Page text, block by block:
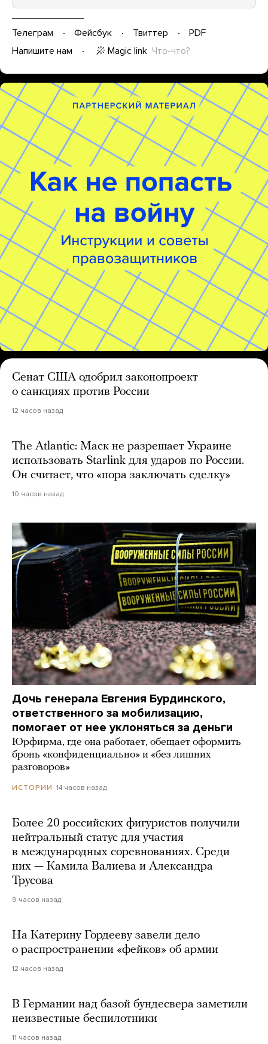
Телеграм Фейсбук Твиттер
PDF
Напишите нам
Magic link Что-что?
Сенат США одобрил законопроект
о санкциях против России
12 часов назад
The Atlantic: Маск не разрешает Украине
использовать Starlink для ударов по России.
Он считает, что «пора заключать сделку»
10 часов назад
Дочь генерала Евгения Бурдинского,
ответственного за мобилизацию,
помогает от нее уклоняться за деньги
Юрфирма, где она работает, обещает оформить
бронь «конфиденциально» и «без лишних
разговоров»
ИСТОРИИ 14 часов назад
Более 20 российских фигуристов получили
нейтральный статус для участия
в международных соревнованиях. Среди
них — Камила Валиева и Александра
Трусова
9 часов назад
На Катерину Гордееву завели дело
о распространении «фейков» об армии
12 часов назад
В Германии над базой бундесвера заметили
неизвестные беспилотники
11 часов назад